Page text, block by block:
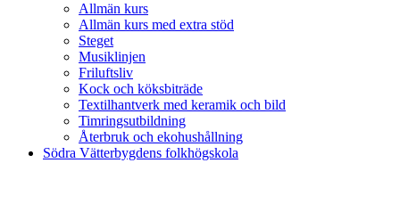
Allmän kurs
Allmän kurs med extra stöd
Steget
Musiklinjen
Friluftsliv
Kock och köksbiträde
Textilhantverk med keramik och bild
Timringsutbildning
Återbruk och ekohushållning
Södra Vätterbygdens folkhögskola